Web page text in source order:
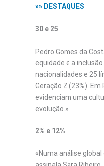
»» DESTAQUES
30 e 25
Pedro Gomes da
equidade e a
nacionalidades e 25
Geração Z (23%).
evidenciam uma
evolução.»
2% e 12%
«Numa análise